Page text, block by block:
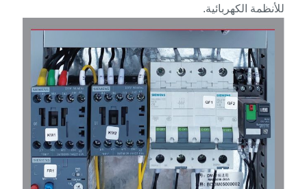
للأنظمة الكهربائية.